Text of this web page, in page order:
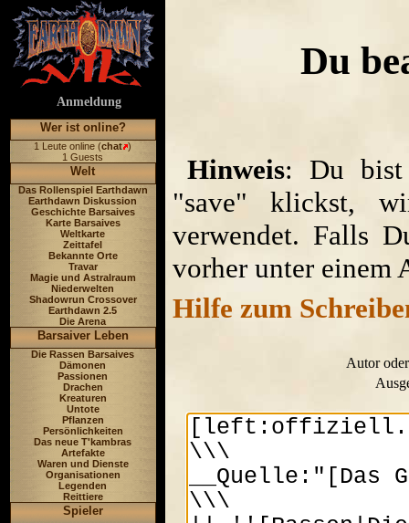
Anmeldung
Wer ist online?
1 Leute online (chat )
1 Guests
Welt
Das Rollenspiel Earthdawn
Earthdawn Diskussion
Geschichte Barsaives
Karte Barsaives
Weltkarte
Zeittafel
Bekannte Orte
Travar
Magie und Astralraum
Niederwelten
Shadowrun Crossover
Earthdawn 2.5
Die Arena
Barsaiver Leben
Die Rassen Barsaives
Dämonen
Passionen
Drachen
Kreaturen
Untote
Pflanzen
Persönlichkeiten
Das neue T'kambras
Artefakte
Waren und Dienste
Organisationen
Legenden
Reittiere
Spieler
Du
Hinweis: Du bist
"save" klickst,
verwendet. Falls
vorher unter einem
Hilfe zum
Autor